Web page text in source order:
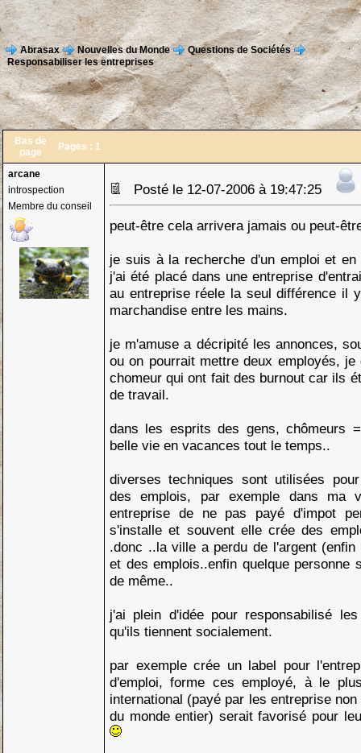
Abrasax Nouvelles du Monde
Questions de Sociétés
Responsabiliser les entreprises
Bas de
page
Pages : 1
arcane
introspection
Membre du conseil
Posté le 12-07-2006 à 19:47:25
peut-être cela arrivera jamais ou peut-
je suis à la recherche d'un emploi et
j'ai été placé dans une entreprise
au entreprise réele la seul différence il
marchandise entre les mains.
je m'amuse a décripité les annonces,
ou on pourrait mettre deux employés,
chomeur qui ont fait des burnout car ils
de travail.
dans les esprits des gens, chômeurs
belle vie en vacances tout le temps..
diverses techniques sont utilisées
des emplois, par exemple dans ma
entreprise de ne pas payé d'impot
s'installe et souvent elle crée des
.donc ..la ville a perdu de l'argent
et des emplois..enfin quelque personne
de même..
j'ai plein d'idée pour responsabilisé
qu'ils tiennent socialement.
par exemple crée un label pour
d'emploi, forme ces employé, à le
international (payé par les entreprise
du monde entier) serait favorisé pour